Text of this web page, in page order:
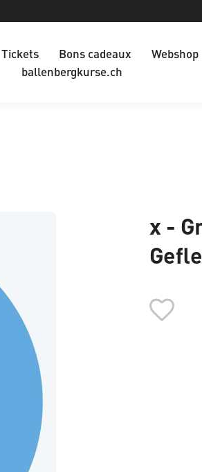
Tickets Bons cadeaux Webshop
ballenbergkurse.ch
x -